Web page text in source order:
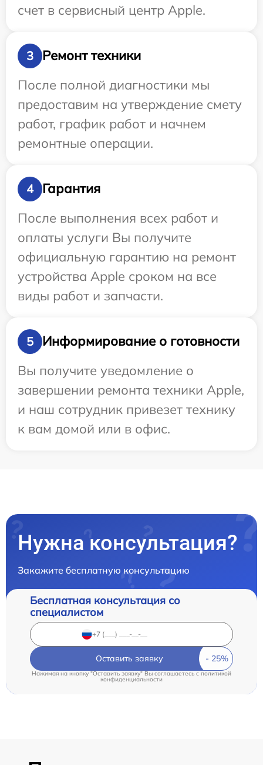
счет в сервисный центр Apple.
3
Ремонт техники
После полной диагностики мы
предоставим на утверждение смету
работ, график работ и начнем
ремонтные операции.
4
Гарантия
После выполнения всех работ и
оплаты услуги Вы получите
официальную гарантию на ремонт
устройства Apple сроком на все
виды работ и запчасти.
5
Информирование о готовности
Вы получите уведомление о
завершении ремонта техники Apple,
и наш сотрудник привезет технику
к вам домой или в офис.
Нужна консультация?
Закажите бесплатную консультацию
Бесплатная консультация со
специалистом
Оставить заявку
Нажимая на кнопку "Оставить заявку" Вы соглашаетесь cполитикой
конфиденциальности